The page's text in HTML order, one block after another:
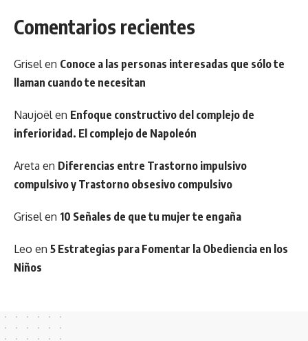
Comentarios recientes
Griselen Conoce a las personas interesadas que sólo te
llaman cuando te necesitan
Naujoëlen Enfoque constructivo del complejo de
inferioridad. El complejo de Napoleón
Areta en Diferencias entre Trastorno impulsivo
compulsivo y Trastorno obsesivo compulsivo
Griselen 10 Señales de que tu mujer te engaña
Leo en 5 Estrategias para Fomentar la Obediencia en los
Niños